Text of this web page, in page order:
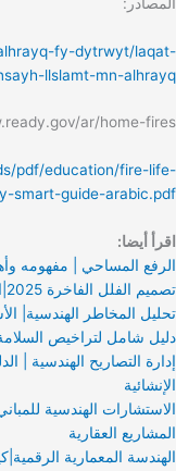
fy-dytrwyt/laqat-
llslamt-mn-alhrayq
ar/home-fires
pdf/education/fire-life-
smart-guide-arabic.pdf
اقرأ أيضا:
الرفع المساحي | مفهومه
تصميم الفلل الفاخرة 2025|الاتجاهات الحديثة والمفاهيم العصرية
تحليل المخاطر الهندسية|
دليل شامل لتراخيص السلامة
إدارة التصاريح الهندسية |
الإنشائية
الاستشارات الهندسية
المشاريع العقارية
الهندسة المعمارية